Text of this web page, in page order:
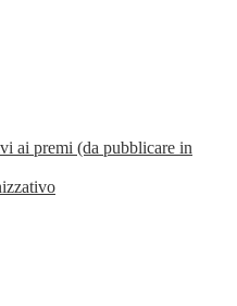
ai premi (da pubblicare in